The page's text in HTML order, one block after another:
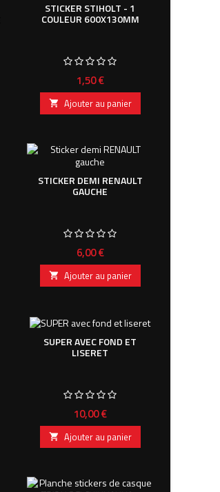
STICKER STIHOLT - 1
COULEUR 600X130MM
Prix
1,50 €
 Ajouter au panier
STICKER DEMI RENAULT
GAUCHE
Prix
6,00 €
 Ajouter au panier
SUPER AVEC FOND ET
LISERET
Prix
10,00 €
 Ajouter au panier